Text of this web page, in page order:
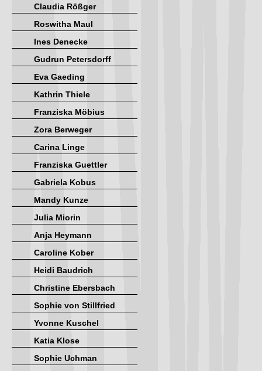
Claudia Rößger
Roswitha Maul
Ines Denecke
Gudrun Petersdorff
Eva Gaeding
Kathrin Thiele
Franziska Möbius
Zora Berweger
Carina Linge
Franziska Guettler
Gabriela Kobus
Mandy Kunze
Julia Miorin
Anja Heymann
Caroline Kober
Heidi Baudrich
Christine Ebersbach
Sophie von Stillfried
Yvonne Kuschel
Katia Klose
Sophie Uchman